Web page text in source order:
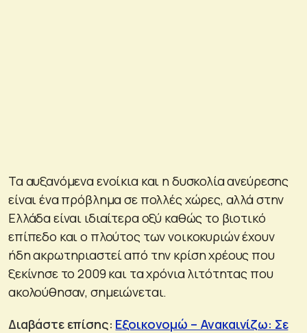
Τα αυξανόμενα ενοίκια και η δυσκολία ανεύρεσης
είναι ένα πρόβλημα σε πολλές χώρες, αλλά στην
Ελλάδα είναι ιδιαίτερα οξύ καθώς το βιοτικό
επίπεδο και ο πλούτος των νοικοκυριών έχουν
ήδη ακρωτηριαστεί από την κρίση χρέους που
ξεκίνησε το 2009 και τα χρόνια λιτότητας που
ακολούθησαν, σημειώνεται.
Διαβάστε επίσης: Εξοικονομώ – Ανακαινίζω: Σε